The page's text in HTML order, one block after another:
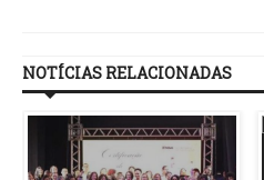
NOTÍCIAS RELACIONADAS